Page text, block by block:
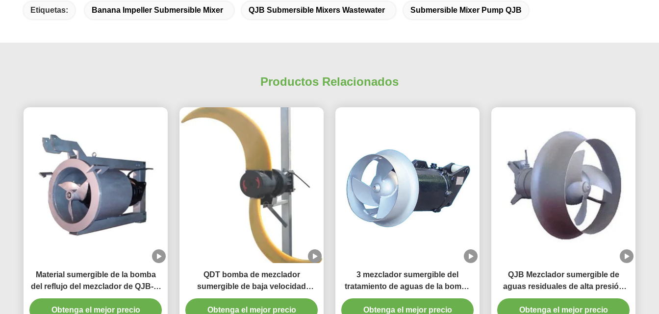
Etiquetas: Banana Impeller Submersible Mixer QJB Submersible Mixers Wastewater Submersible Mixer Pump QJB
Productos Relacionados
Material sumergible de la bomba
del reflujo del mezclador de QJB-W
10m en el acero inoxidable del
arrabio
Obtenga el mejor precio
QDT bomba de mezclador
sumergible de baja velocidad
hélice de flujo con material
reductor de acero inoxidable de
Obtenga el mejor precio
3 mezclador sumergible del
tratamiento de aguas de la bomba
1400RPM 260m m del mezclador de
la fase 1.5KW 250N
Obtenga el mejor precio
QJB Mezclador sumergible de
aguas residuales de alta presión
para tanques de aireación de
bloque
Obtenga el mejor precio